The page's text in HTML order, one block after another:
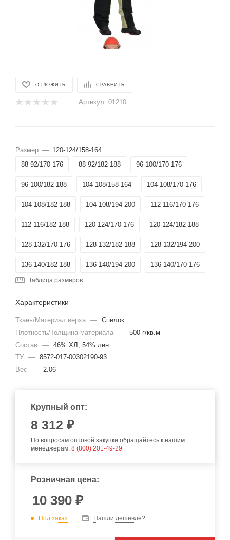
ОТЛОЖИТЬ СРАВНИТЬ
Артикул: 01210
Размер — 120-124/158-164
88-92/170-176
88-92/182-188 96-100/170-176
96-100/182-188 104-108/158-164 104-108/170-176
104-108/182-188 104-108/194-200 112-116/170-176
112-116/182-188 120-124/170-176 120-124/182-188
128-132/170-176 128-132/182-188 128-132/194-200
136-140/182-188 136-140/194-200 136-140/170-176
120-124/158-164
Таблица размеров
Характеристики
Ткань/Материал верха — Спилок
Плотность/Толщина материала — 500 г/кв.м
Состав
— 46% ХЛ, 54% лён
ТУ — 8572-017-00302190-93
Вес
— 2.06
Крупный опт:
8 312 ₽
По вопросам оптовой закупки обращайтесь к нашим
менеджерам: 8 (800) 201-49-29
Розничная цена:
10 390 ₽
Под заказ Нашли дешевле?